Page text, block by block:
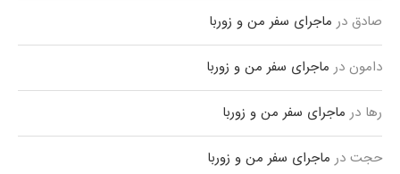
صادق در ماجرای سفر من و زوربا
دامون در ماجرای سفر من و زوربا
رها در ماجرای سفر من و زوربا
حجت در ماجرای سفر من و زوربا